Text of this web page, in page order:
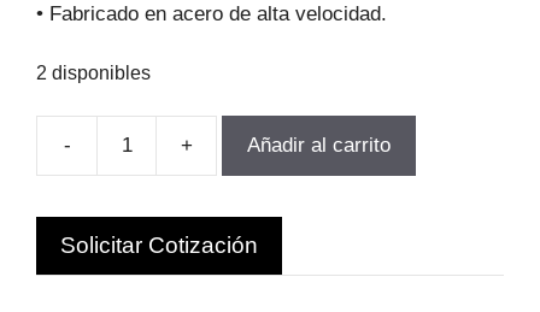
• Fabricado en acero de alta velocidad.
2 disponibles
-
FRESA
PARA
ENGranajes
M2.5-
+ Añadir al carrito
Solicitar Cotización